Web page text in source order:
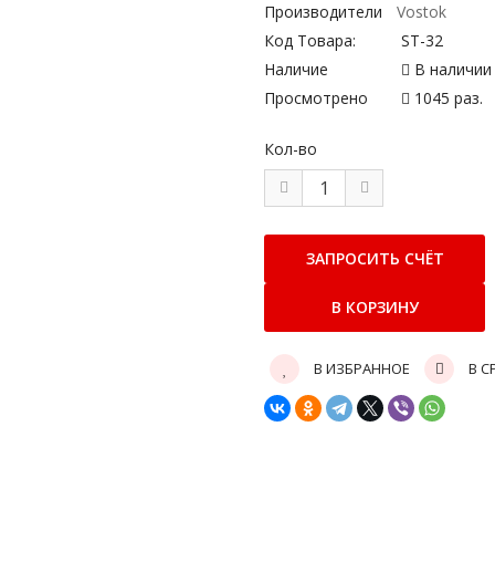
Производители
Vostok
Код Товара:
ST-32
Наличие
В наличии
Просмотрено
1045 раз.
Кол-во
В ИЗБРАННОЕ В